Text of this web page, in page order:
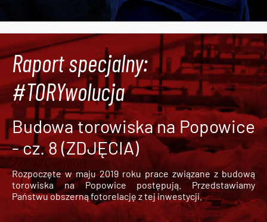
Raport specjalny:
#TORYwolucja
Budowa torowiska na Popowice
- cz. 8 (ZDJĘCIA)
Rozpoczęte w maju 2019 roku prace związane z budową
torowiska na Popowice
postępują. Przedstawiamy
Państwu obszerną fotorelację z tej inwestycji.